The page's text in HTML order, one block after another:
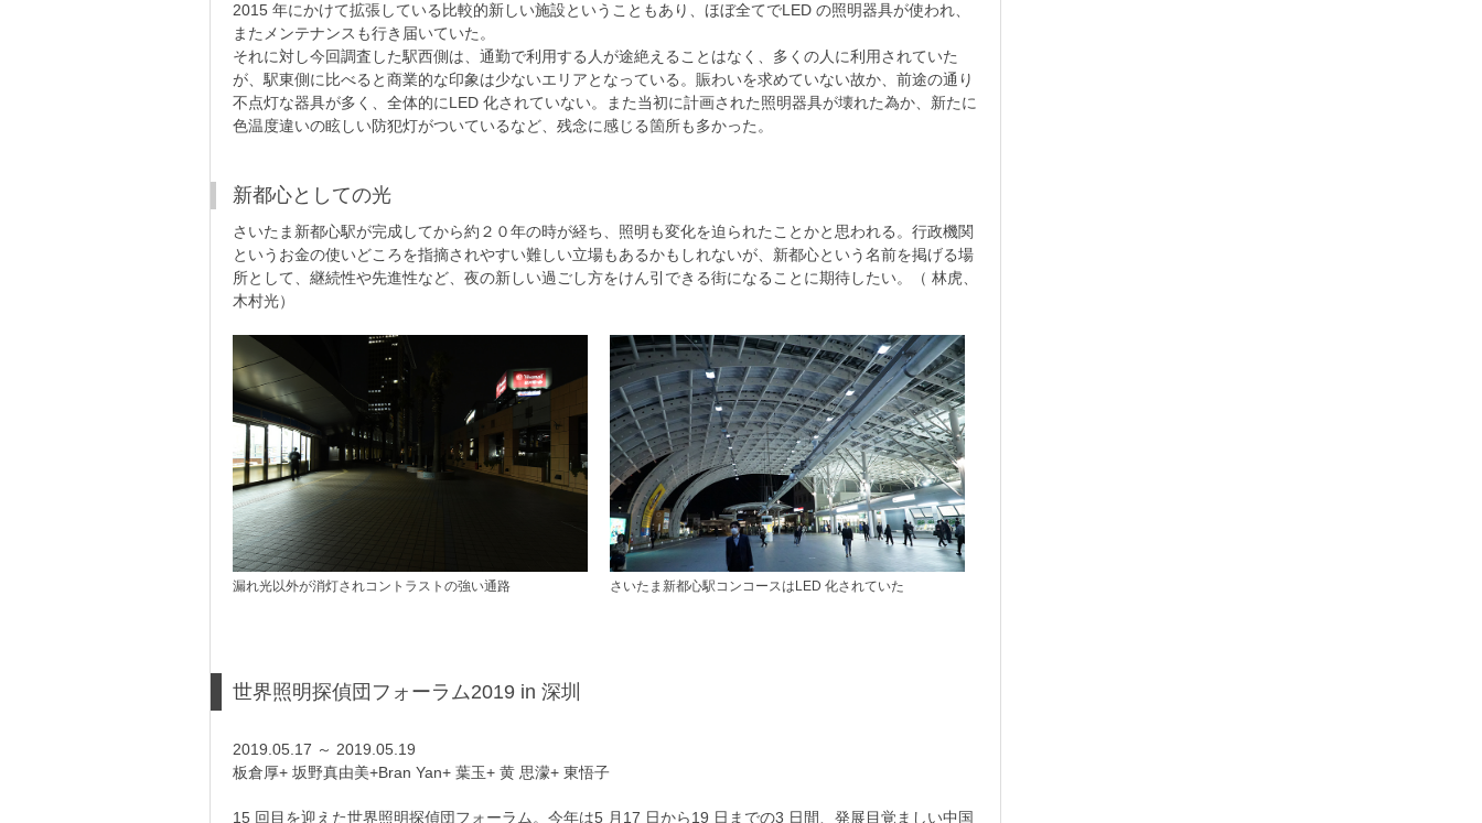
2015 年にかけて拡張している比較的新しい施設ということもあり、ほぼ全てでLED の照明器具が使われ、
またメンテナンスも行き届いていた。
それに対し今回調査した駅西側は、通勤で利用する人が途絶えることはなく、多くの人に利用されていた
が、駅東側に比べると商業的な印象は少ないエリアとなっている。賑わいを求めていない故か、前途の通り
不点灯な器具が多く、全体的にLED 化されていない。また当初に計画された照明器具が壊れた為か、新たに
色温度違いの眩しい防犯灯がついているなど、残念に感じる箇所も多かった。
新都心としての光
さいたま新都心駅が完成してから約２０年の時が経ち、照明も変化を迫られたことかと思われる。行政機関
というお金の使いどころを指摘されやすい難しい立場もあるかもしれないが、新都心という名前を掲げる場
所として、継続性や先進性など、夜の新しい過ごし方をけん引できる街になることに期待したい。（ 林虎、
木村光）
漏れ光以外が消灯されコントラストの強い通路 さいたま新都心駅コンコースはLED 化されていた
世界照明探偵団フォーラム2019 in 深圳
2019.05.17 ～ 2019.05.19
板倉厚+ 坂野真由美+Bran Yan+ 葉玉+ 黄 思濛+ 東悟子
15 回目を迎えた世界照明探偵団フォーラム。今年は5 月17 日から19 日までの3 日間、発展目覚ましい中国